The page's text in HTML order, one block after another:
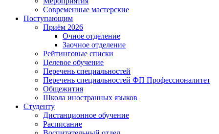
Современные мастерские
Поступающим
Приём 2026
Очное отделение
Заочное отделение
Рейтинговые списки
Целевое обучение
Перечень специальностей
Перечень специальностей ФП Профессионалитет
Общежития
Школа иностранных языков
Студенту
Дистанционное обучение
Расписание